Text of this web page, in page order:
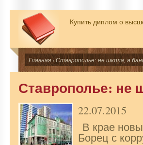
Купить диплом о
Главная› Ставрополье: не школа, а
Ставрополье: не
22.07.2015
В крае
Борец с